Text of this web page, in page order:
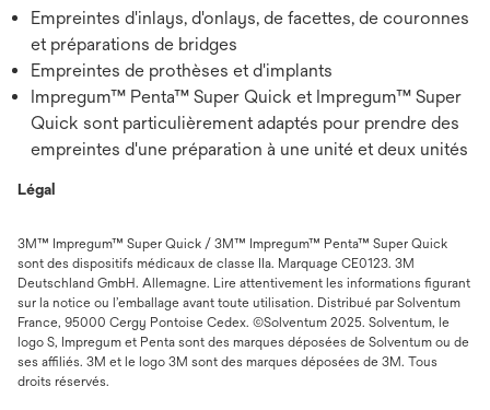
Empreintes d'inlays, d'onlays, de facettes, de couronnes
et préparations de bridges
Empreintes de prothèses et d'implants
Impregum™ Penta™ Super Quick et Impregum™ Super
Quick sont particulièrement adaptés pour prendre des
empreintes d'une préparation à une unité et deux unités
Légal
3M™ Impregum™ Super Quick / 3M™ Impregum™ Penta™ Super Quick
sont des dispositifs médicaux de classe IIa. Marquage CE0123. 3M
Deutschland GmbH. Allemagne. Lire attentivement les informations figurant
sur la notice ou l’emballage avant toute utilisation. Distribué par Solventum
France, 95000 Cergy Pontoise Cedex. ©Solventum 2025. Solventum, le
logo S, Impregum et Penta sont des marques déposées de Solventum ou de
ses affiliés. 3M et le logo 3M sont des marques déposées de 3M. Tous
droits réservés.